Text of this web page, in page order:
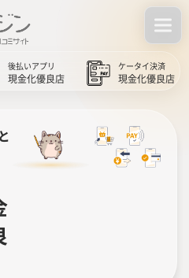
後払いアプリ
現金化優良店
ケータイ決済
現金化優良店